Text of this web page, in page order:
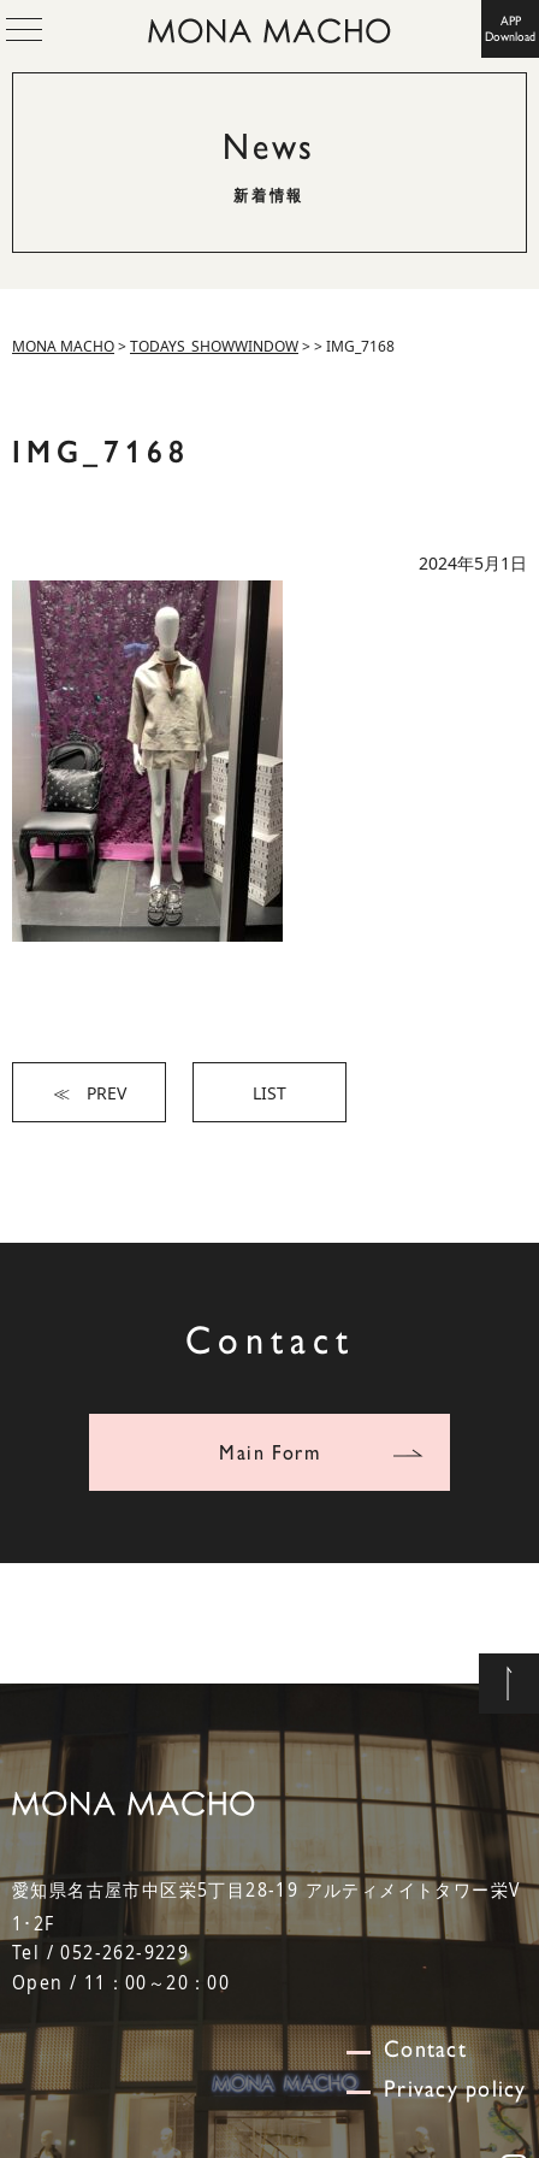
APP
Download
News
新着情報
MONA MACHO>TODAYS_SHOWWINDOW>>IMG_7168
IMG_7168
2024年5月1日
≪ PREV LIST
Contact
Main Form
愛知県名古屋市中区栄5丁目28-19 アルティメイトタワー栄V
1･2F
Tel / 052-262-9229
Open / 11：00～20：00
Contact
Privacy policy